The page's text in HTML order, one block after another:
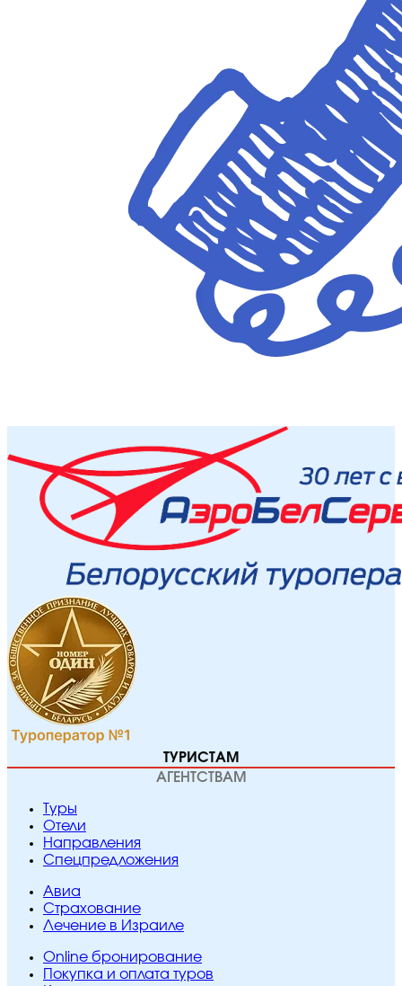
ТУРИСТАМ
АГЕНТСТВАМ
Туры
Отели
Направления
Спецпредложения
Авиа
Страхование
Лечение в Израиле
Online бронирование
Покупка и оплата туров